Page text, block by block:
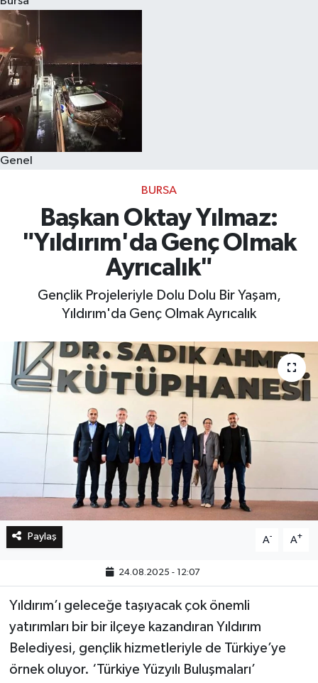
Genel
BURSA
Başkan Oktay Yılmaz:
"Yıldırım'da Genç Olmak
Ayrıcalık"
Gençlik Projeleriyle Dolu Dolu Bir Yaşam,
Yıldırım'da Genç Olmak Ayrıcalık
Paylaş A- A+
24.08.2025 - 12:07
Yıldırım’ı geleceğe taşıyacak çok önemli
yatırımları bir bir ilçeye kazandıran Yıldırım
Belediyesi, gençlik hizmetleriyle de Türkiye’ye
örnek oluyor. ‘Türkiye Yüzyılı Buluşmaları’
Sağlık
Dünya
Magazin
Kültür & Sanat
Teknoloji
Genel
Bilim, Teknoloji